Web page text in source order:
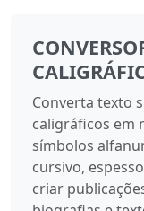
Converta texto
caligráficos em
símbolos
cursivo,
criar